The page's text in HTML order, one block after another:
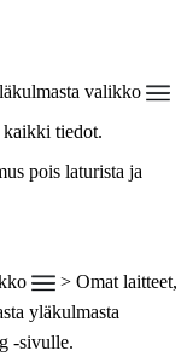
valikko
kaikki tiedot.
pois laturista ja
> Omat laitteet,
yläkulmasta
‑sivulle.